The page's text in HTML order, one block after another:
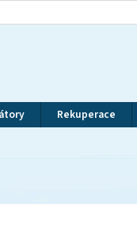
ŘÁD
Rekuperace